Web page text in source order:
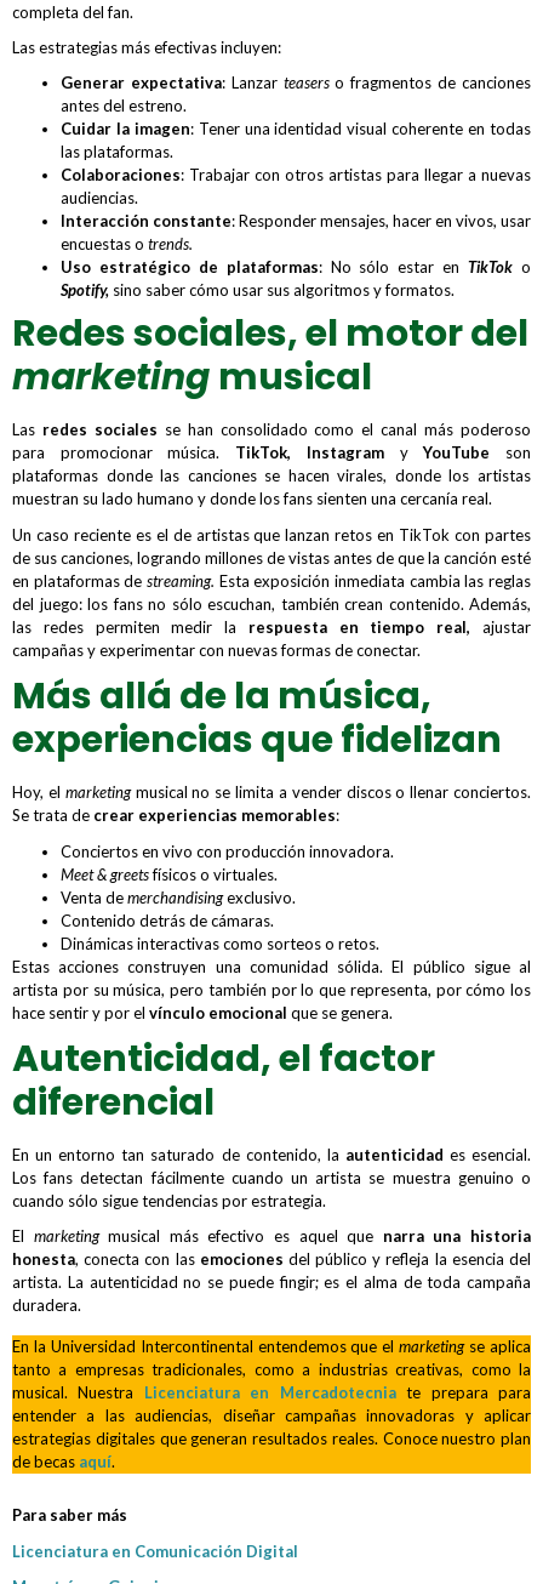
completa del fan.
Las estrategias más efectivas incluyen:
Generar expectativa: Lanzar teaserso fragmentos de canciones
antes del estreno.
Cuidar la imagen: Tener una identidad visual coherente en todas
las plataformas.
Colaboraciones: Trabajar con otros artistas para llegar a nuevas
audiencias.
Interacción constante: Responder mensajes, hacer en vivos, usar
encuestas o trends.
Uso estratégico de plataformas: No sólo estar enTikTok o
Spotify, sino saber cómo usar sus algoritmos y formatos.
Redes sociales, el motor del
marketing musical
Las redes sociales se han consolidado como el canal más poderoso
para promocionar música. TikTok, Instagram yYouTube son
plataformas donde las canciones se hacen virales, donde los artistas
muestran su lado humano y donde los fans sienten una cercanía real.
Un caso reciente es el de artistas que lanzan retos en TikTok con partes
de sus canciones, logrando millones de vistas antes de que la canción esté
en plataformas de streaming. Esta exposición inmediata cambia las reglas
del juego: los fans no sólo escuchan, también crean contenido. Además,
las redes permiten medir la respuesta en tiempo real,ajustar
campañas y experimentar con nuevas formas de conectar.
Más allá de la música,
experiencias que fidelizan
Hoy, el marketingmusical no se limita a vender discos o llenar conciertos.
Se trata de crear experiencias memorables:
Conciertos en vivo con producción innovadora.
Meet & greetsfísicos o virtuales.
Venta demerchandisingexclusivo.
Contenido detrás de cámaras.
Dinámicas interactivas como sorteos o retos.
Estas acciones construyen una comunidad sólida. El público sigue al
artista por su música, pero también por lo que representa, por cómo los
hace sentir y por el vínculo emocional que se genera.
Autenticidad, el factor
diferencial
En un entorno tan saturado de contenido, la autenticidad es esencial.
Los fans detectan fácilmente cuando un artista se muestra genuino o
cuando sólo sigue tendencias por estrategia.
El marketingmusical más efectivo es aquel que narra una historia
honesta, conecta con las emociones del público y refleja la esencia del
artista. La autenticidad no se puede fingir; es el alma de toda campaña
duradera.
En la Universidad Intercontinental entendemos que elmarketing se aplica
tanto a empresas tradicionales, como a industrias creativas, como la
musical. Nuestra Licenciatura en Mercadotecniate prepara para
entender a las audiencias, diseñar campañas innovadoras y aplicar
estrategias digitales que generan resultados reales. Conoce nuestro plan
de becas aquí.
Para saber más
Licenciatura en Comunicación Digital